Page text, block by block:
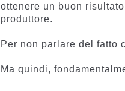
ottenere un buon
produttore.
Per non parlare del fatto
Ma quindi,